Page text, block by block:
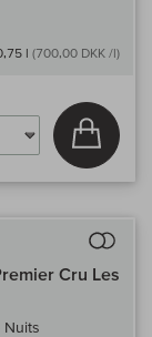
l (700,00 DKK /l)
Læg i
Cru Les
Nuits